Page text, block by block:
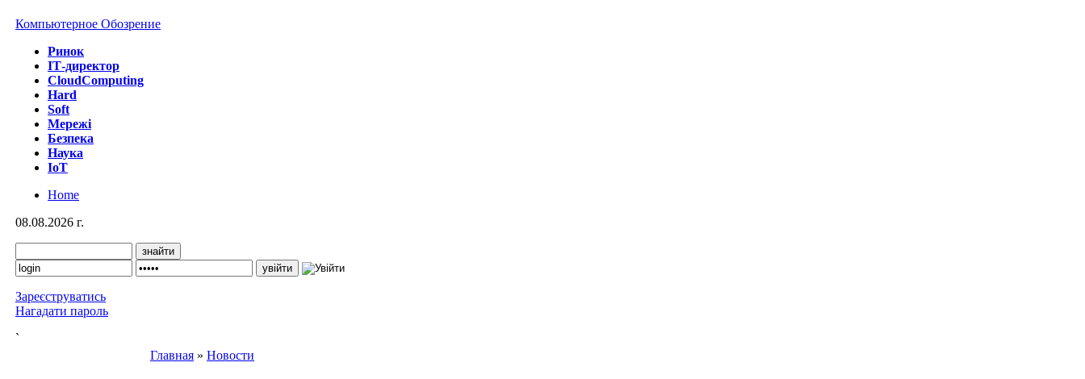
Компьютерное Обозрение
Ринок
IТ-директор
CloudComputing
Hard
Soft
Мережі
Безпека
Наука
IoT
Home
08.08.2026 г.
Зареєструватись
Нагадати пароль
`
Главная » Новости